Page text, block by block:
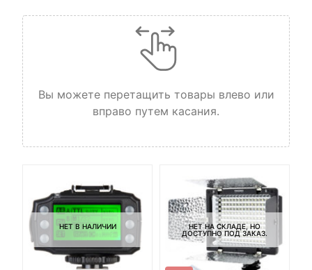
Вы можете перетащить товары влево или
вправо путем касания.
НЕТ В НАЛИЧИИ
НЕТ НА СКЛАДЕ, НО
ДОСТУПНО ПОД ЗАКАЗ.